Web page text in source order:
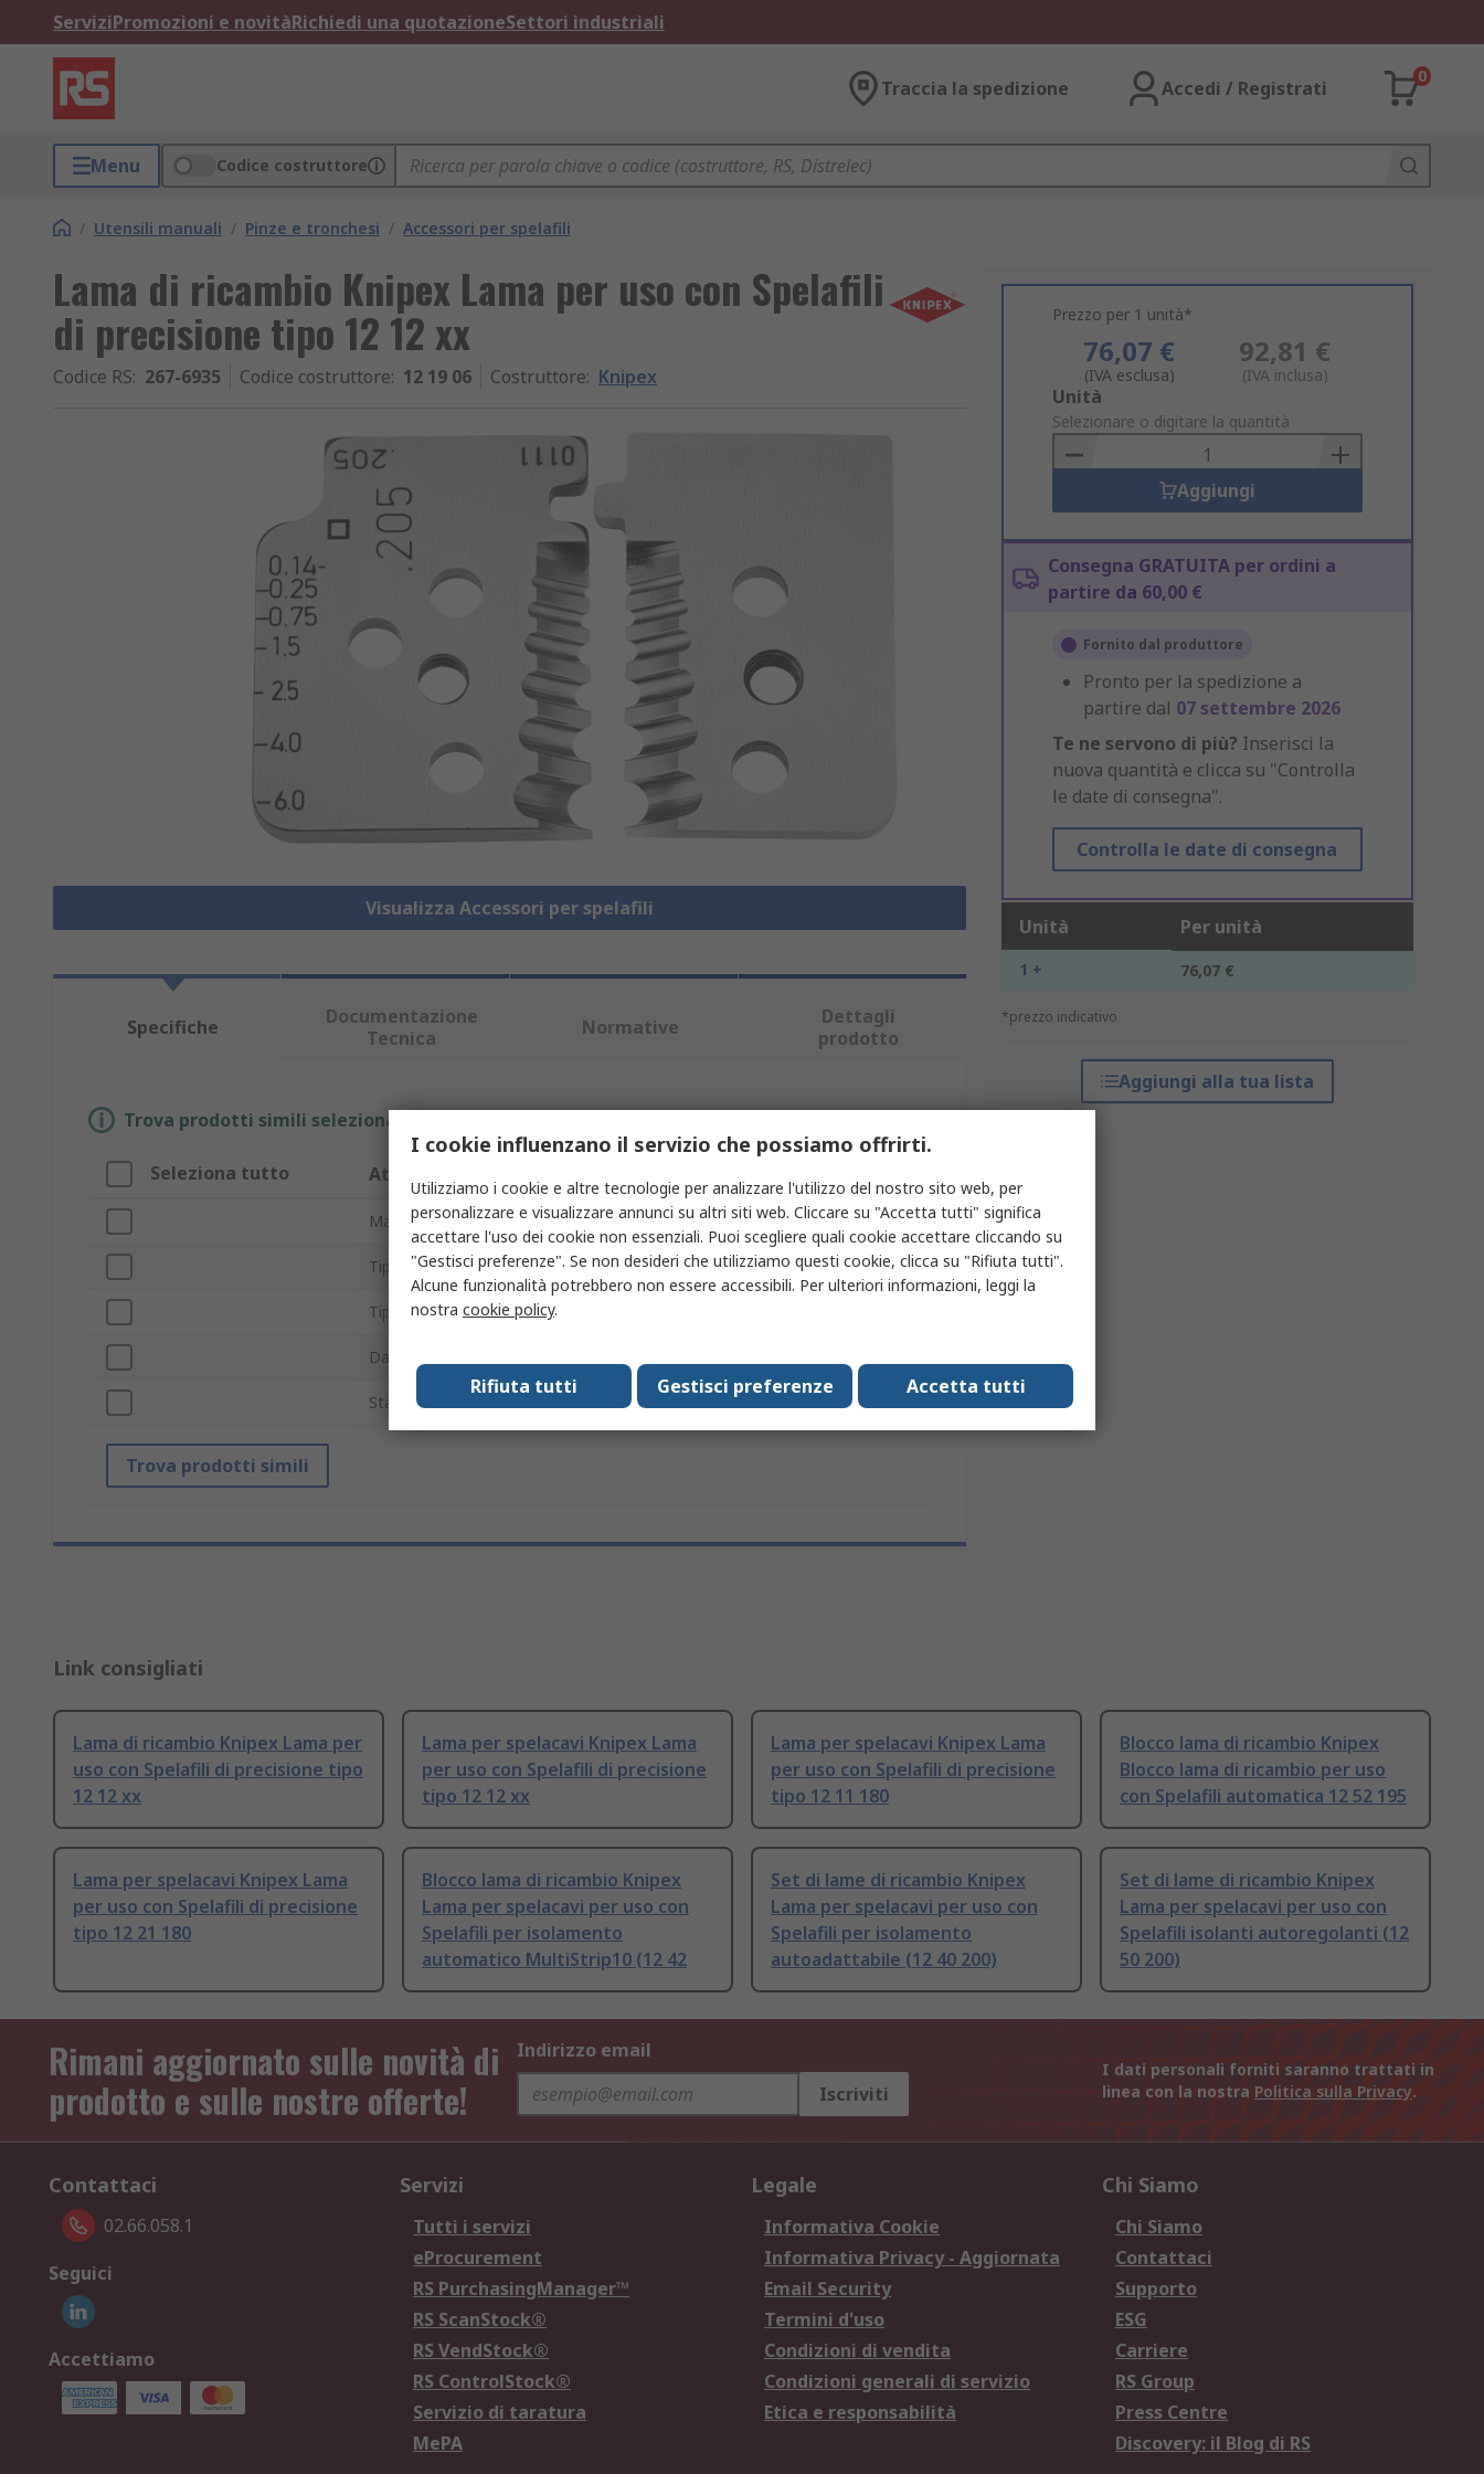
ServiziPromozioni e novitàRichiedi una quotazioneSettori industriali
Traccia la spedizione Accedi / Registrati
0
Menu Codice costruttore
/ Utensili manuali / Pinze e tronchesi / Accessori per spelafili
Lama di ricambio Knipex Lama per uso con Spelafili
di precisione tipo 12 12 xx
Codice RS: 267-6935 Codice costruttore: 12 19 06 Costruttore: Knipex
Visualizza Accessori per spelafili
Prezzo per 1 unità*
76,07 €
(IVA esclusa)
92,81 €
(IVA inclusa)
Add
to
Basket
Unità
Selezionare o digitare la quantità
Aggiungi
Consegna GRATUITA per ordini a
partire da 60,00 €
Fornito dal produttore
Pronto per la spedizione a
partire dal 07 settembre 2026
Te ne servono di più? Inserisci la
nuova quantità e clicca su "Controlla
le date di consegna".
Controlla le date di consegna
Unità Per unità
1 + 76,07 €
*prezzo indicativo
Aggiungi alla tua lista
Specifiche
Documentazione
Tecnica
Normative
Dettagli
prodotto
Trova prodotti simili selezionando uno o più attributi.
Seleziona tutto Attributo
Marchio Knipex
Tipo prodotto Lama di ricambio
Tipo accessorio
Da utilizzare con
Standard/Approvazioni No
Trova prodotti simili
Link consigliati
Lama di ricambio Knipex Lama per
uso con Spelafili di precisione tipo
12 12 xx
Lama per spelacavi Knipex Lama
per uso con Spelafili di precisione
tipo 12 12 xx
Lama per spelacavi Knipex Lama
per uso con Spelafili di precisione
tipo 12 11 180
Blocco lama di ricambio Knipex
Blocco lama di ricambio per uso
con Spelafili automatica 12 52 195
Lama per spelacavi Knipex Lama
per uso con Spelafili di precisione
tipo 12 21 180
Blocco lama di ricambio Knipex
Lama per spelacavi per uso con
Spelafili per isolamento
automatico MultiStrip10 (12 42
Set di lame di ricambio Knipex
Lama per spelacavi per uso con
Spelafili per isolamento
autoadattabile (12 40 200)
Set di lame di ricambio Knipex
Lama per spelacavi per uso con
Spelafili isolanti autoregolanti (12
50 200)
Rimani aggiornato sulle novità di
prodotto e sulle nostre offerte!
Indirizzo email
Iscriviti
I dati personali forniti saranno trattati in
linea con la nostra Politica sulla Privacy.
Contattaci
02.66.058.1
Seguici
Accettiamo
Servizi
Tutti i servizi
eProcurement
RS PurchasingManager™
RS ScanStock®
RS VendStock®
RS ControlStock®
Servizio di taratura
MePA
Legale
Informativa Cookie
Informativa Privacy - Aggiornata
Email Security
Termini d'uso
Condizioni di vendita
Condizioni generali di servizio
Etica e responsabilità
Chi Siamo
Chi Siamo
Contattaci
Supporto
ESG
Carriere
RS Group
Press Centre
Discovery: il Blog di RS
I cookie influenzano il servizio che possiamo offrirti.
Utilizziamo i cookie e altre tecnologie per analizzare l'utilizzo del nostro sito web, per
personalizzare e visualizzare annunci su altri siti web. Cliccare su "Accetta tutti" significa
accettare l'uso dei cookie non essenziali. Puoi scegliere quali cookie accettare cliccando su
"Gestisci preferenze". Se non desideri che utilizziamo questi cookie, clicca su "Rifiuta tutti".
Alcune funzionalità potrebbero non essere accessibili. Per ulteriori informazioni, leggi la
nostra cookie policy.
Accetta tutti
Gestisci preferenze
Rifiuta tutti